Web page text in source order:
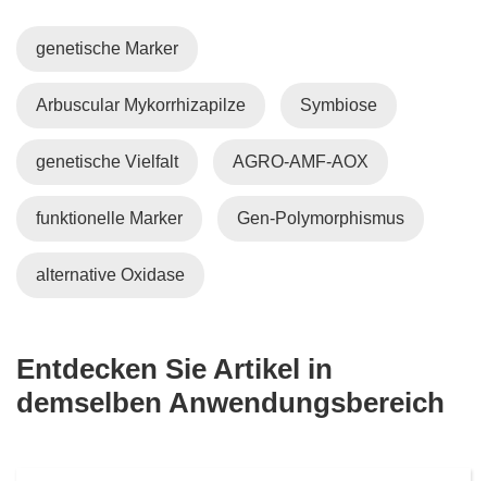
genetische Marker
Arbuscular Mykorrhizapilze Symbiose
genetische Vielfalt AGRO-AMF-AOX
funktionelle Marker Gen-Polymorphismus
alternative Oxidase
Entdecken Sie Artikel in
demselben Anwendungsbereich